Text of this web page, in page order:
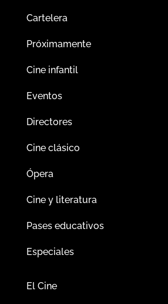
Cartelera
Próximamente
Cine infantil
Eventos
Directores
Cine clásico
Ópera
Cine y literatura
Pases educativos
Especiales
El Cine